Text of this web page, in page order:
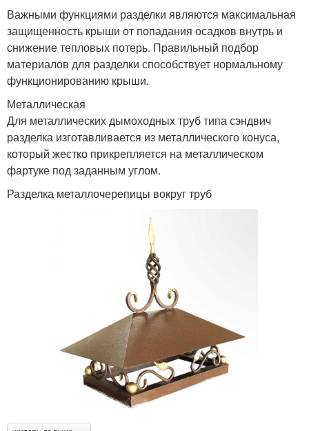
Важными функциями разделки являются максимальная
защищенность крыши от попадания осадков внутрь и
снижение тепловых потерь. Правильный подбор
материалов для разделки способствует нормальному
функционированию крыши.
Металлическая
Для металлических дымоходных труб типа сэндвич
разделка изготавливается из металлического конуса,
который жестко прикрепляется на металлическом
фартуке под заданным углом.
Разделка металлочерепицы вокруг труб